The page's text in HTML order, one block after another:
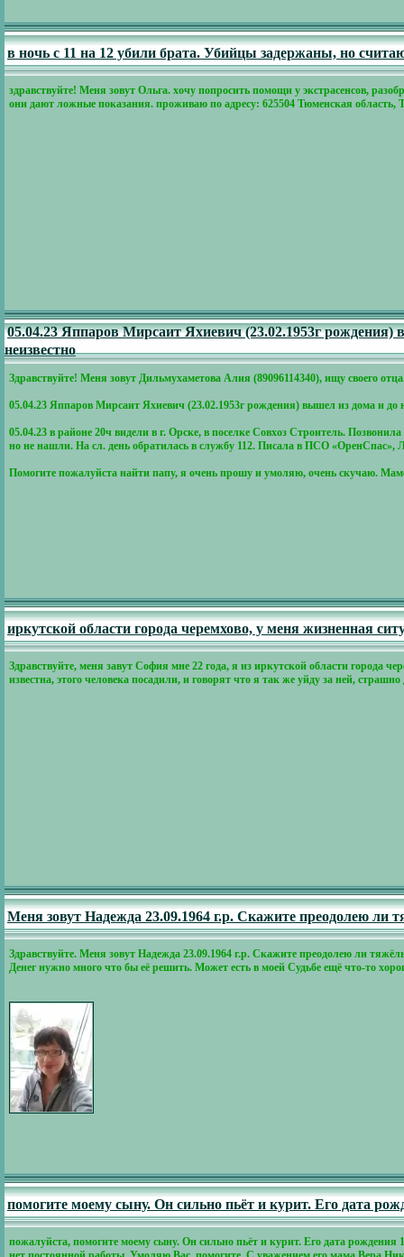
в ночь с 11 на 12 убили брата. Убийцы задержаны, но
здравствуйте! Меня зовут Ольга. хочу попросить помощи у экстрасенсов,
они дают ложные показания. проживаю по адресу: 625504 Тюменская область,
05.04.23 Яппаров Мирсаит Яхиевич (23.02.1953г рождения)
неизвестно
Здравствуйте! Меня зовут Дильмухаметова Алия (89096114340), ищу своего
05.04.23 Яппаров Мирсаит Яхиевич (23.02.1953г рождения) вышел из дома и до
05.04.23 в районе 20ч видели в г. Орске, в поселке Совхоз Строитель.
но не нашли. На сл. день обратилась в службу 112. Писала в ПСО «ОренСпас»,
Помогите пожалуйста найти папу, я очень прошу и умоляю, очень скучаю.
иркутской области города черемхово, у меня жизненная
Здравствуйте, меня завут София мне 22 года, я из иркутской области города
известна, этого человека посадили, и говорят что я так же уйду за ней,
Меня зовут Надежда 23.09.1964 г.р. Скажите преодолею ли
Здравствуйте. Меня зовут Надежда 23.09.1964 г.р. Скажите преодолею ли
Денег нужно много что бы её решить. Может есть в моей Судьбе ещё что-то
помогите моему сыну. Он сильно пьёт и курит. Его дата
пожалуйста, помогите моему сыну. Он сильно пьёт и курит. Его дата